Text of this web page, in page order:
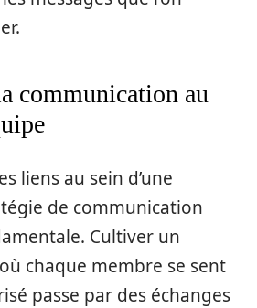
communication au
liens au sein d’une
de communication
Cultiver un
chaque membre se sent
passe par des échanges